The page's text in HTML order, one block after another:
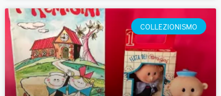
COLLEZIONISMO